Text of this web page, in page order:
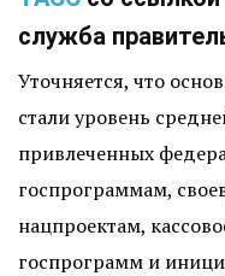
служба
Уточняется, что
стали уровень
привлеченных
госпрограммам,
нацпроектам,
госпрограмм и